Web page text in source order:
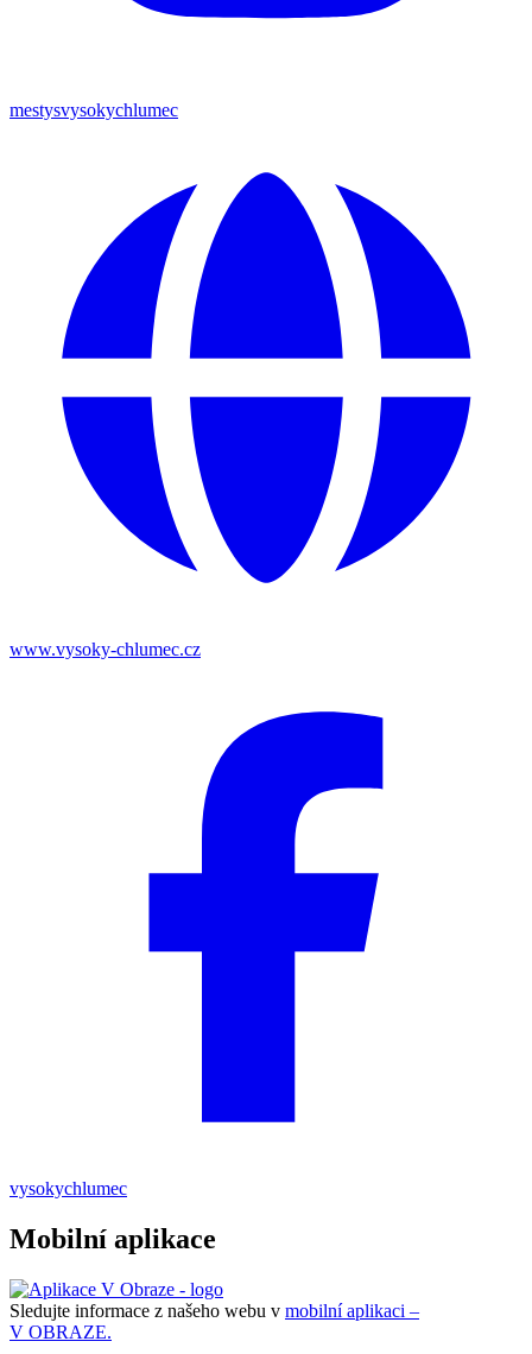
mestysvysokychlumec
www.vysoky-chlumec.cz
vysokychlumec
Mobilní aplikace
Sledujte informace z našeho webu v mobilní aplikaci –
V OBRAZE.